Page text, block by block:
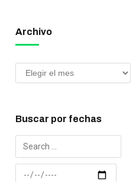
Archivo
Buscar por fechas